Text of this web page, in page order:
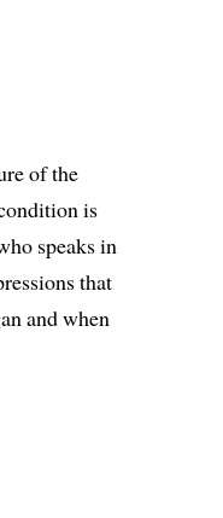
of the
is
speaks in
that
and when